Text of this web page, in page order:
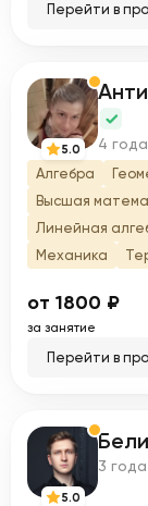
Перейти в
А
5.0 4
Алгебра
Высшая
Линейная
Механика
от 1800 ₽
за занятие
Перейти в
Б
5.0
3